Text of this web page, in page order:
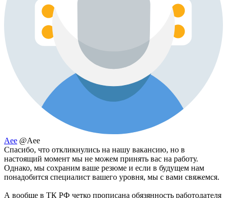
Aee @Aee
Спасибо, что откликнулись на нашу вакансию, но в
настоящий момент мы не можем принять вас на работу.
Однако, мы сохраним ваше резюме и если в будущем нам
понадобится специалист вашего уровня, мы с вами свяжемся.
А вообще в ТК РФ четко прописана обязянность работодателя